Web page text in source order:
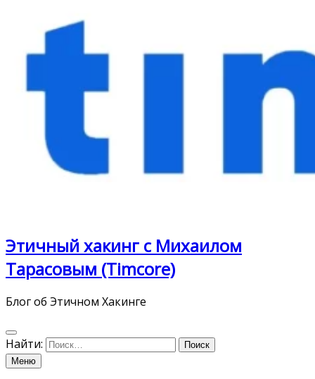
Этичный хакинг с Михаилом
Тарасовым (Timcore)
Блог об Этичном Хакинге
Найти:
Меню